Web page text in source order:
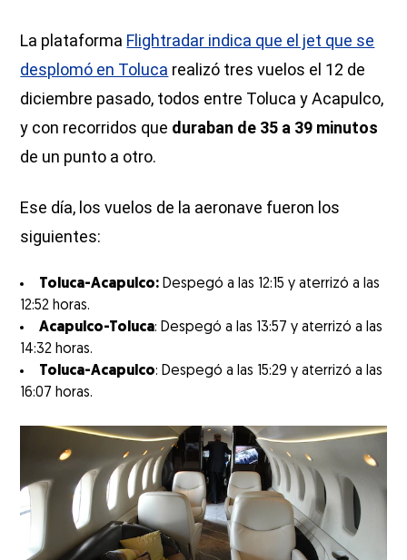
La plataforma Flightradar indica que el jet que se
desplomó en Toluca realizó tres vuelos el 12 de
diciembre pasado, todos entre Toluca y Acapulco,
y con recorridos que duraban de 35 a 39 minutos
de un punto a otro.
Ese día, los vuelos de la aeronave fueron los
siguientes:
Toluca-Acapulco: Despegó a las 12:15 y aterrizó a las
12:52 horas.
Acapulco-Toluca: Despegó a las 13:57 y aterrizó a las
14:32 horas.
Toluca-Acapulco: Despegó a las 15:29 y aterrizó a las
16:07 horas.